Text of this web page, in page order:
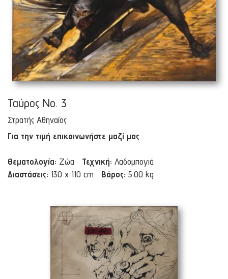
Ταύρος Νο. 3
Στρατής Αθηναίος
Για την τιμή επικοινωνήστε μαζί μας
Θεματολογία: Ζώα Τεχνική: Λαδομπογιά
Διαστάσεις: 130 x 110 cm Βάρος: 5.00 kg